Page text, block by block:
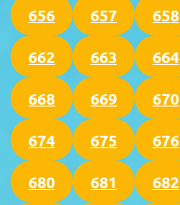
656 657 658
662 663 664
668 669 670
674 675 676
680 681 682